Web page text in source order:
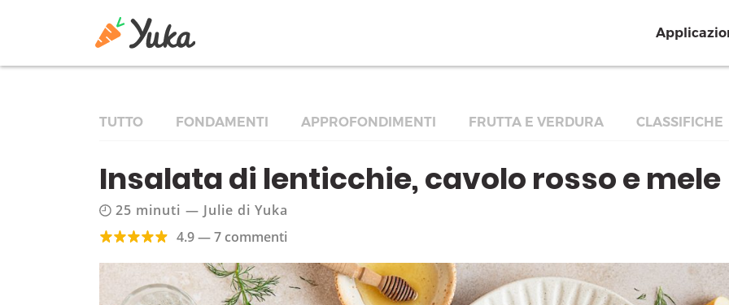
TUTTO FONDAMENTI APPROFONDIMENTI FRUTTA E VERDURA CLASSIFICHE
Insalata di lenticchie, cavolo rosso e mele
25 minuti — Julie di Yuka
4.9 — 7 commenti